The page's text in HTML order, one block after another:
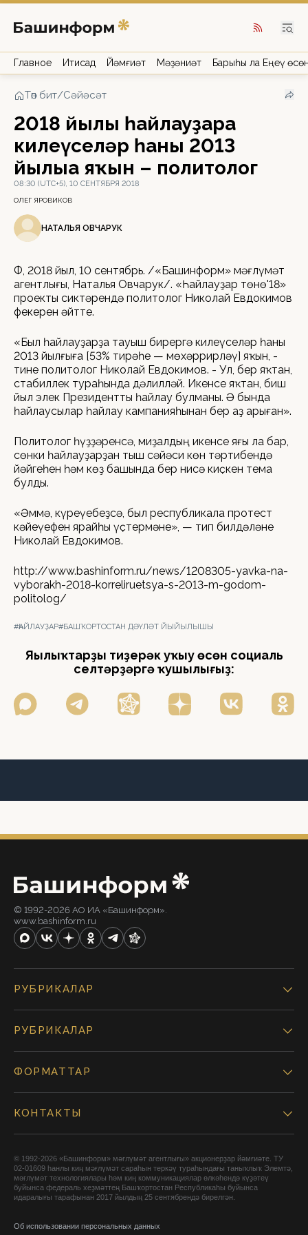
Главное Иҡтисад Йәмғиәт Мәҙәниәт Барыһы ла Еңеү
Төп бит/Сәйәсәт
2018 йылғы һайлауҙарға
килеүселәр һаны 2013
йылғыға яҡын – политолог
08:30 (UTC+5), 10 СЕНТЯБРЯ 2018
ОЛЕГ ЯРОВИКОВ
НАТАЛЬЯ ОВЧАРУК
ӨФӨ, 2018 йыл, 10 сентябрь. /«Башинформ» мәғлүмәт
агентлығы, Наталья Овчарук/. «Һайлауҙар төнө'18»
проекты сиктәрендә политолог Николай Евдокимов
фекерен әйтте.
«Был һайлауҙарҙа тауыш бирергә килеүселәр һаны
2013 йылғыға [53% тирәһе — мөхәррирләү] яҡын, -
тине политолог Николай Евдокимов. - Ул, бер яҡтан,
стабиллек тураһында дәлилләй. Икенсе яҡтан, биш
йыл элек Президентты һайлау булманы. Ә бында
һайлаусылар һайлау кампанияһынан бер аҙ арыған».
Политолог һүҙҙәренсә, миҙалдың икенсе яғы ла бар,
сөнки һайлауҙарҙан тыш сәйәси көн тәртибендә
йәйгеһен һәм көҙ башында бер нисә киҫкен тема
булды.
«Әммә, күреүебеҙсә, был республикала протест
кәйеүефен ярайһы үҫтермәне», — тип билдәләне
Николай Евдокимов.
http://www.bashinform.ru/news/1208305-yavka-na-
vyborakh-2018-korreliruetsya-s-2013-m-godom-
politolog/
#ҺАЙЛАУҘАР#БАШҠОРТОСТАН ДӘҮЛӘТ ЙЫЙЫЛЫШЫ
Яңылыҡтарҙы тиҙерәк уҡыу өсөн социаль
селтәрҙәргә ҡушылығыҙ:
© 1992-2026 АО ИА «Башинформ».
www.bashinform.ru
РУБРИКАЛАР
РУБРИКАЛАР
ФОРМАТТАР
КОНТАКТЫ
© 1992-2026 «Башинформ» мәғлүмәт агентлығы» акционерҙар йәмғиәте. ТУ
02-01609 һанлы киң мәғлүмәт сараһын теркәү тураһындағы таныҡлыҡ Элемтә,
мәғлүмәт технологиялары һәм киң коммуникациялар өлкәһендә күҙәтеү
буйынса федераль хеҙмәттең Башҡортостан Республикаһы буйынса
идаралығы тарафынан 2017 йылдың 25 сентябрендә бирелгән.
Об использовании персональных данных